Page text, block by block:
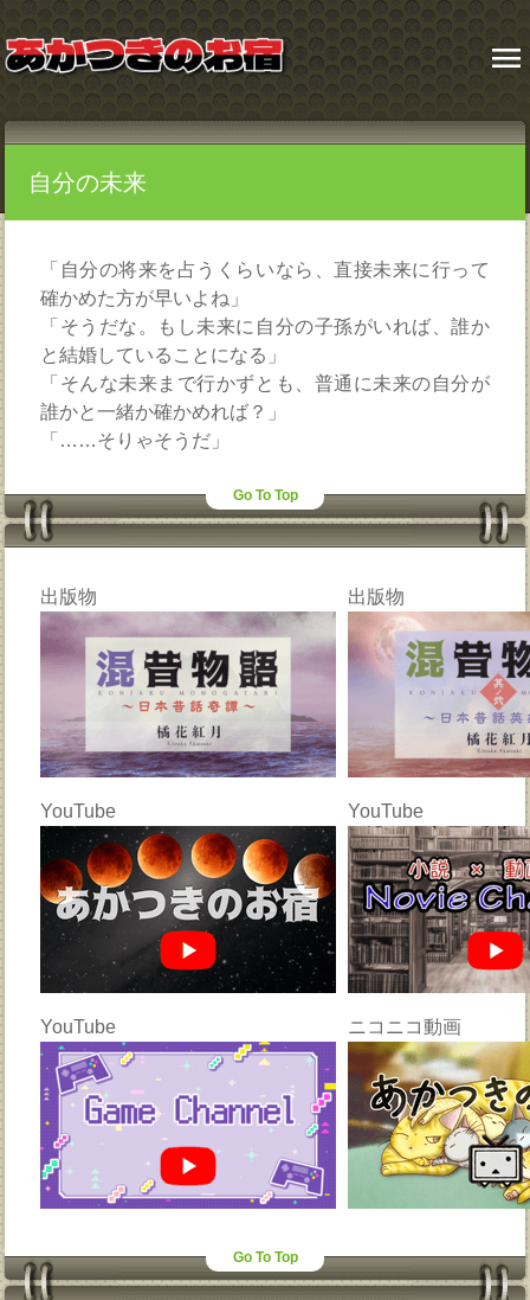
menu
自分の未来
「自分の将来を占うくらいなら、直接未来に行って
確かめた方が早いよね」
「そうだな。もし未来に自分の子孫がいれば、誰か
と結婚していることになる」
「そんな未来まで行かずとも、普通に未来の自分が
誰かと一緒か確かめれば？」
「……そりゃそうだ」
Go To Top
出版物 出版物
YouTube YouTube
YouTube ニコニコ動画
Go To Top